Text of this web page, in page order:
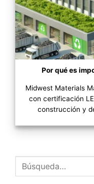
Por qué es
Midwest Materials
con certificación
construcción y